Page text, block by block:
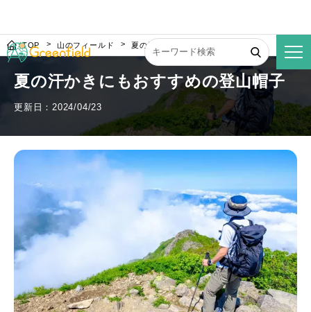
TOP 山のフィールド 夏の汗かきにもおすすめの登山帽子
夏の汗かきにもおすすめの登山帽子
更新日：2024/04/23